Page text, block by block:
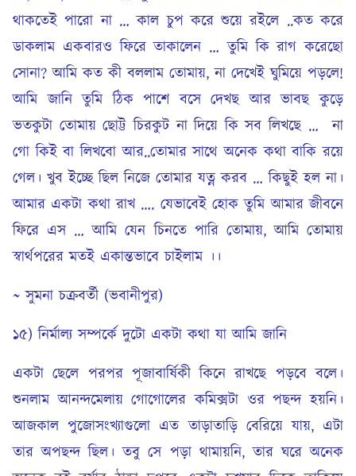
থাকতেই পারো না … কাল চুপ করে শুয়ে রইলে ..কত করে
ডাকলাম একবারও ফিরে তাকালেন … তুমি কি রাগ করেছো
সোনা? আমি কত কী বললাম তোমায়, না দেখেই ঘুমিয়ে পড়লে!
আমি জানি তুমি ঠিক পাশে বসে দেখছ আর ভাবছ কুড়ে
ভতকুটা তোমায় ছোট্ট চিরকুট না দিয়ে কি সব লিখছে … না
গো কিই বা লিখবো আর..তোমার সাথে অনেক কথা বাকি রয়ে
গেল। খুব ইচ্ছে ছিল নিজে তোমার যত্ন করব … কিছুই হল না।
আমার একটা কথা রাখ …. যেভাবেই হোক তুমি আমার জীবনে
ফিরে এস … আমি যেন চিনতে পারি তোমায়, আমি তোমায়
স্বার্থপরের মতই একান্তভাবে চাইলাম ।।
~ সুমনা চক্রবর্তী (ভবানীপুর)
১৫) নির্মাল্য সম্পর্কে দুটো একটা কথা যা আমি জানি
একটা ছেলে পরপর পূজাবার্ষিকী কিনে রাখছে পড়বে বলে।
শুনলাম আনন্দমেলায় গোগোলের কমিক্সটা ওর পছন্দ হয়নি।
আজকাল পুজোসংখ্যাগুলো এত তাড়াতাড়ি বেরিয়ে যায়, এটা
তার অপছন্দ ছিল। তবু সে পড়া থামায়নি, তার ঘরে অনেক